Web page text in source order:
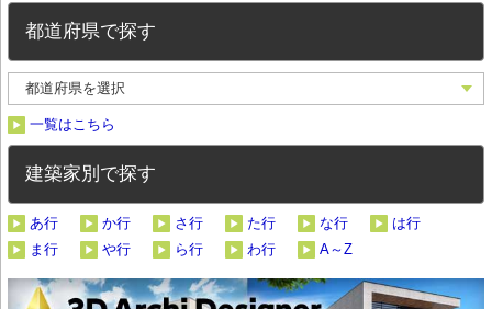
都道府県で探す
一覧はこちら
建築家別で探す
あ行 か行 さ行 た行 な行
は行
ま行
や行 ら行 わ行 A～Z